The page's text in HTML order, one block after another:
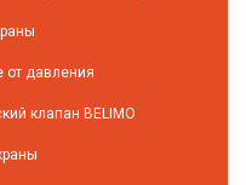
давления
клапан BELIMO